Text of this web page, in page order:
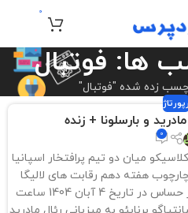
0
ها: فوتبال
زده شده "فوتبال"
رپورتاژ
و بارسلونا + زنده
0
میان دو تیم پرافتخار اسپانیا
چارچوب هفته دهم رقابت های لالیگا
اسپانیا برگزار می شود. این دیدار حساس در تاریخ 4 آبان 1404 ساعت
برنابئو به میزبانی رئال مادرید